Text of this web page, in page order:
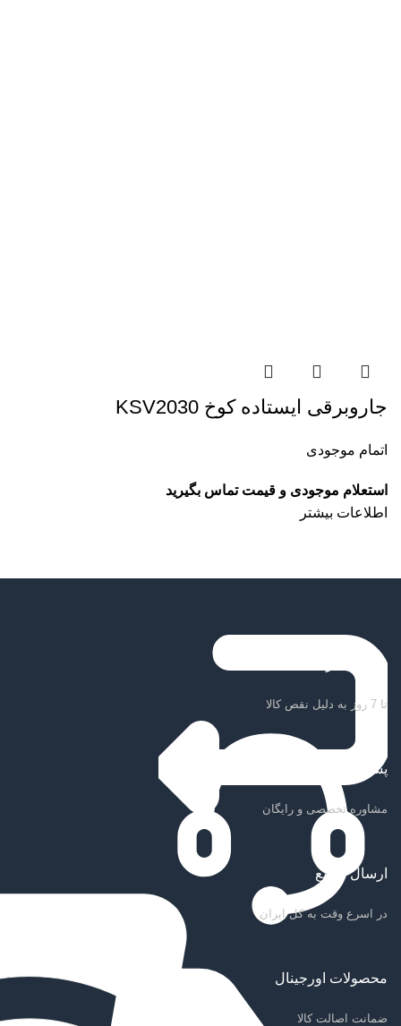
جاروبرقی ایستاده کوخ KSV2030
اتمام موجودی
استعلام موجودی و قیمت تماس بگیرید
اطلاعات بیشتر
ضمانت بازگشت کالا
تا 7 روز به دلیل نقص کالا
پشتیبانی سریع
مشاوره تخصصی و رایگان
ارسال سریع
در اسرع وقت به کل ایران
محصولات اورجینال
ضمانت اصالت کالا